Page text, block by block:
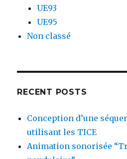
UE93
UE95
Non classé
RECENT POSTS
Conception d’une
utilisant les TICE
Animation sonorisée